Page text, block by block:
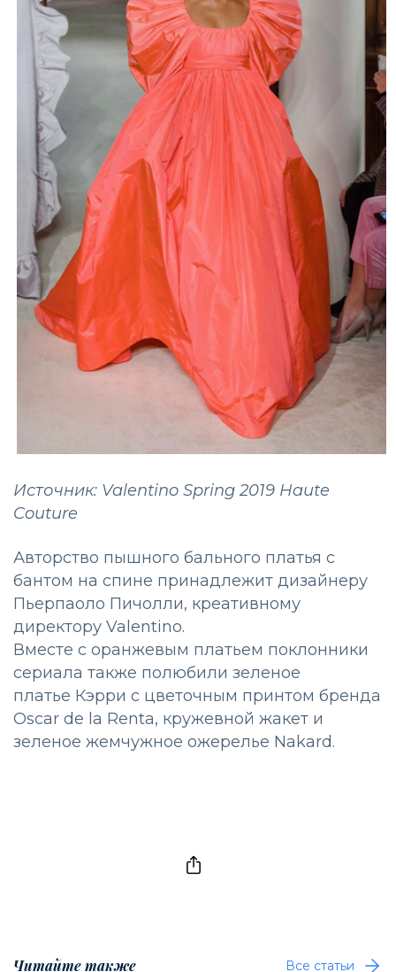
Источник: Valentino Spring 2019 Haute
Couture
Авторство пышного бального платья с
бантом на спине принадлежит дизайнеру
Пьерпаоло Пичолли, креативному
директору Valentino.
Вместе с оранжевым платьем поклонники
сериала также полюбили зеленое
платье Кэрри с цветочным принтом бренда
Oscar de la Renta, кружевной жакет и
зеленое жемчужное ожерелье Nakard.
Читайте также Все статьи